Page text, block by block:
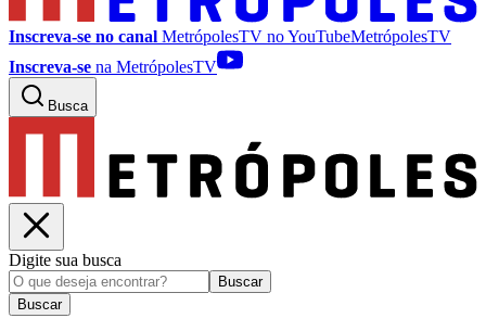
Inscreva-se no canal MetrópolesTV noYouTubeMetrópolesTV
Inscreva-se na MetrópolesTV
Busca
Digite sua busca
Buscar
Buscar